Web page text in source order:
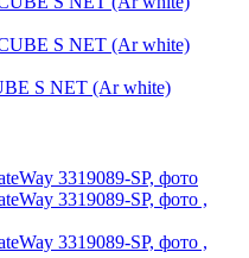
S NET (Ar white)